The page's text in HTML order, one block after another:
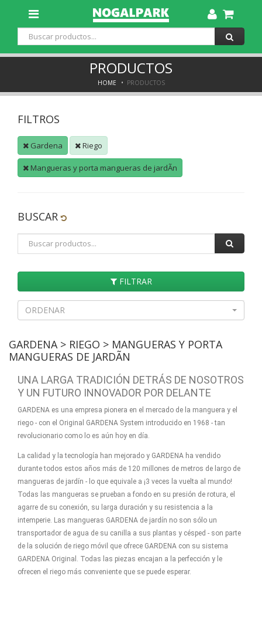
Toggle
Dropdown
PRODUCTOS
HOME PRODUCTOS
FILTROS
Gardena Riego
Mangueras y porta mangueras de jardÃ­n
BUSCAR
FILTRAR
ORDENAR
GARDENA > RIEGO > MANGUERAS Y PORTA
MANGUERAS DE JARDÃ­N
UNA LARGA TRADICIÓN DETRÁS DE NOSOTROS
Y UN FUTURO INNOVADOR POR DELANTE
GARDENA es una empresa pionera en el mercado de la manguera y el
riego - con el Original GARDENA System introducido en 1968 - tan
revolucionario como lo es aún hoy en día.
La calidad y la tecnología han mejorado y GARDENA ha vendido
durante todos estos años más de 120 millones de metros de largo de
mangueras de jardín - lo que equivale a ¡3 veces la vuelta al mundo!
Todas las mangueras se prueban a fondo en su presión de rotura, el
agarre de su conexión, su larga duración y su resistencia a la
intemperie. Las mangueras GARDENA de jardín no son sólo un
transportador de agua de su canilla a sus plantas y césped - son parte
de la solución de riego móvil que ofrece GARDENA con su sistema
GARDENA Original. Todas las piezas encajan a la perfección y le
ofrecen el riego más conveniente que se puede esperar.